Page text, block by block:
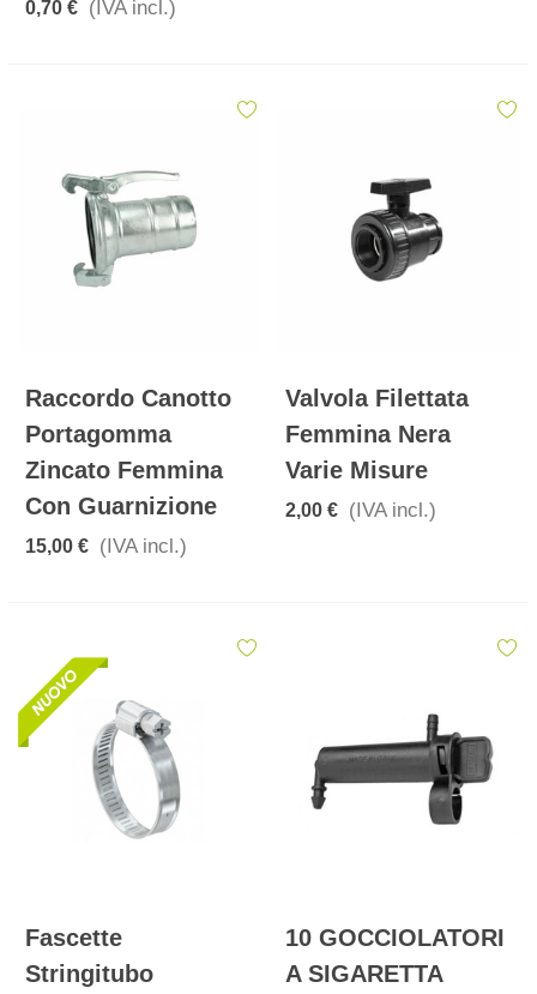
0,70 € (IVA incl.)
Raccordo Canotto
Portagomma
Zincato Femmina
Con Guarnizione
15,00 € (IVA incl.)
Valvola Filettata
Femmina Nera
Varie Misure
2,00 € (IVA incl.)
Fascette
Stringitubo
10 GOCCIOLATORI
A SIGARETTA